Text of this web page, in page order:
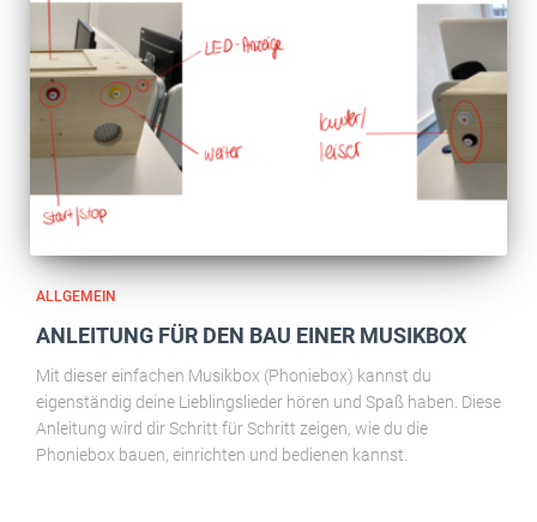
ALLGEMEIN
ANLEITUNG FÜR DEN BAU EINER MUSIKBOX
Mit dieser einfachen Musikbox (Phoniebox) kannst du
eigenständig deine Lieblingslieder hören und Spaß haben. Diese
Anleitung wird dir Schritt für Schritt zeigen, wie du die
Phoniebox bauen, einrichten und bedienen kannst.